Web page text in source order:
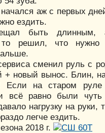
начался аж с первых
ездить.
быть длинным,
решил, что нужно
сменил руль с
+ новый вынос. Блин,
Если на старом
всё равно были чуть
нагрузку на руки,
легче ездить.
2018 г.